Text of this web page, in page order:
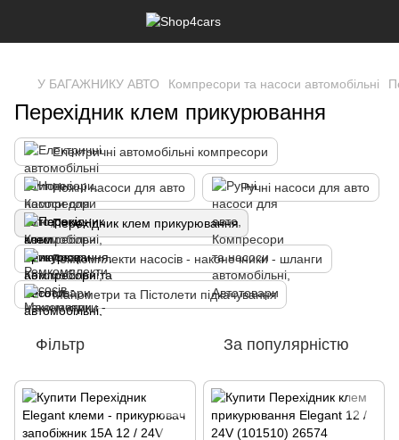
У БАГАЖНИКУ АВТО Компресори та насоси автомобільні
Перехідник клем прикурювання
Електричні автомобільні компресори
Ножні насоси для авто Ручні насоси для авто
Перехідник клем прикурювання
Ремкомплекти насосів - наконечники - шланги
Манометри та Пістолети підкачування
Фільтр За популярністю